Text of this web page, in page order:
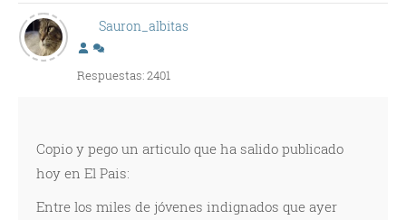
Sauron_albitas
Respuestas: 2401
Copio y pego un articulo que ha salido publicado
hoy en El Pais:
Entre los miles de jóvenes indignados que ayer